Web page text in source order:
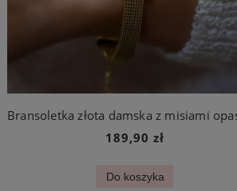
189,90 zł
Do koszyka